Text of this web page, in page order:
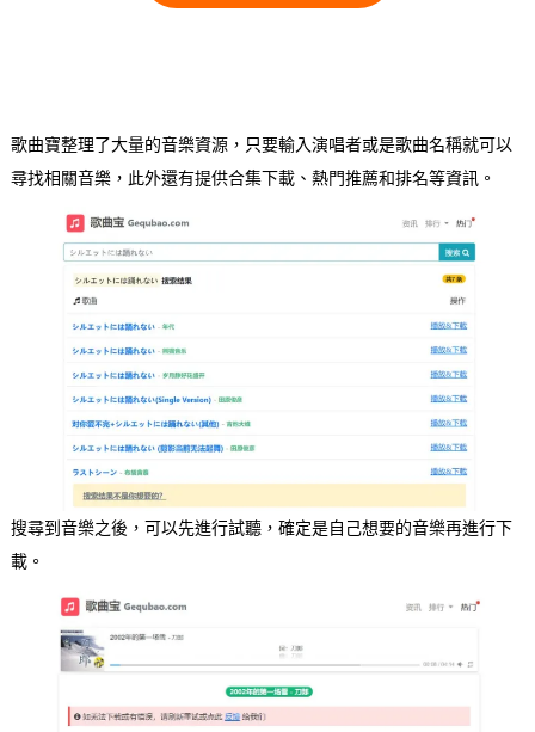
歌曲寶整理了大量的音樂資源，只要輸入演唱者或是歌曲名稱就可以
尋找相關音樂，此外還有提供合集下載、熱門推薦和排名等資訊。
搜尋到音樂之後，可以先進行試聽，確定是自己想要的音樂再進行下
載。